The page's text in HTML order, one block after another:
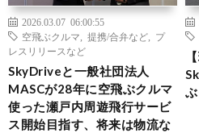
2026.03.07 06:00:55
空飛ぶクルマ
提携/合弁など
プ
レスリリースなど
SkyDriveと一般社団法人
MASCが28年に空飛ぶクルマ
使った瀬戸内周遊飛行サービ
ス開始目指す、将来は物流な